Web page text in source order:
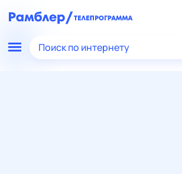
Поиск по интернету